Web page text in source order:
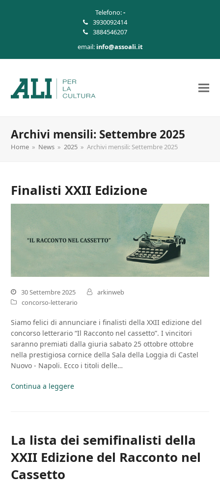
Telefono:-
3930092414
3884546207
email: info@assoali.it
Archivi mensili: Settembre 2025
Home » News » 2025 » Archivi mensili: Settembre 2025
Finalisti XXII Edizione
30 Settembre 2025
arkinweb
concorso-letterario
Siamo felici di annunciare i finalisti della XXII edizione del
concorso letterario “Il Racconto nel cassetto”. I vincitori
saranno premiati dalla giuria sabato 25 ottobre ottobre
nella prestigiosa cornice della Sala della Loggia di Castel
Nuovo - Napoli. Ecco i titoli delle…
Continua a leggere
La lista dei semifinalisti della
XXII Edizione del Racconto nel
Cassetto